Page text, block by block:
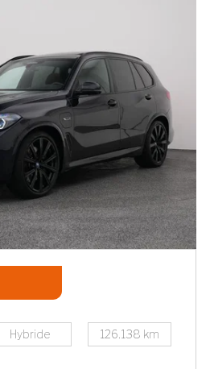
Hybride 126.138 km